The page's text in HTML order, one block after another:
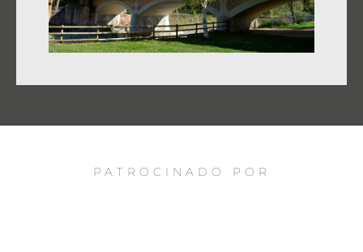
PATROCINADO POR